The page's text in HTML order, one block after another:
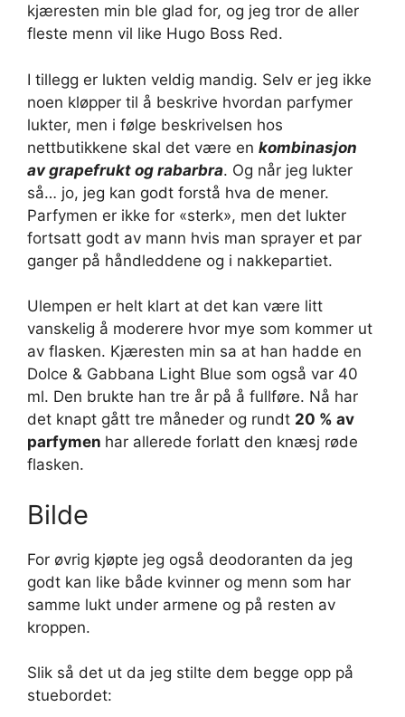
kjæresten min ble glad for, og jeg tror de aller
fleste menn vil like Hugo Boss Red.
I tillegg er lukten veldig mandig. Selv er jeg ikke
noen kløpper til å beskrive hvordan parfymer
lukter, men i følge beskrivelsen hos
nettbutikkene skal det være en kombinasjon
av grapefrukt og rabarbra. Og når jeg lukter
så… jo, jeg kan godt forstå hva de mener.
Parfymen er ikke for «sterk», men det lukter
fortsatt godt av mann hvis man sprayer et par
ganger på håndleddene og i nakkepartiet.
Ulempen er helt klart at det kan være litt
vanskelig å moderere hvor mye som kommer ut
av flasken. Kjæresten min sa at han hadde en
Dolce & Gabbana Light Blue som også var 40
ml. Den brukte han tre år på å fullføre. Nå har
det knapt gått tre måneder og rundt 20 % av
parfymen har allerede forlatt den knæsj røde
flasken.
Bilde
For øvrig kjøpte jeg også deodoranten da jeg
godt kan like både kvinner og menn som har
samme lukt under armene og på resten av
kroppen.
Slik så det ut da jeg stilte dem begge opp på
stuebordet: